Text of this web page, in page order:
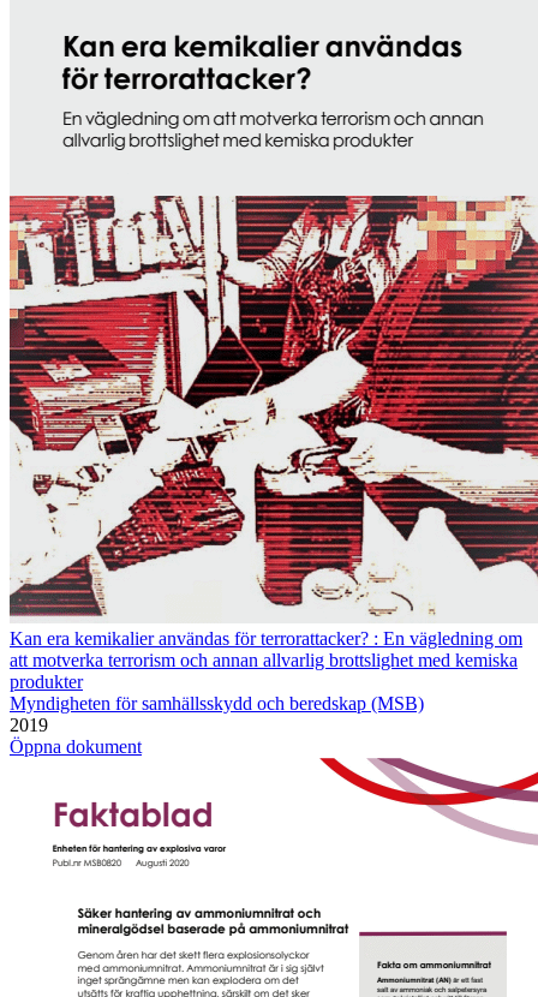
Kan era kemikalier användas för terrorattacker? : En vägledning om
att motverka terrorism och annan allvarlig brottslighet med kemiska
produkter
Myndigheten för samhällsskydd och beredskap (MSB)
2019
Öppna dokument